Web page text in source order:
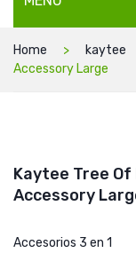
Home kaytee
Accessory Large
Kaytee Tree
Accessory
Accesorios 3 en 1